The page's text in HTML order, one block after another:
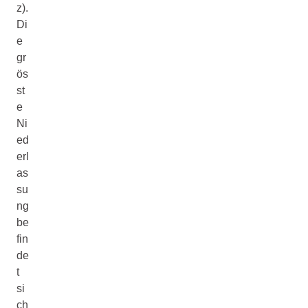
z).
Di
e
gr
ös
st
e
Ni
ed
erl
as
su
ng
be
fin
de
t
si
ch